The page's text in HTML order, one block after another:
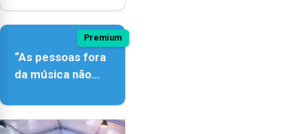
Premium
“As pessoas fora
da música não
quão difícil é
produzir uma